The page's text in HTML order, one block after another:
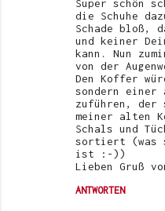
Super schön
die Schuhe
Schade bloß,
und keiner
kann. Nun
von der
Den Koffer
sondern einer
zuführen, der
meiner alten
Schals und
sortiert (was
ist :-))
Lieben Gruß
ANTWORTEN